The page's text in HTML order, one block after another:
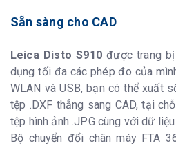
Sẵn sàng cho CAD
Leica Disto S910được trang bị
dụng tối đa các phép đo của
WLAN và USB, bạn có thể xuất
tệp .DXF thẳng sang CAD, tại
tệp hình ảnh .JPG cùng với dữ
Bộ chuyển đổi chân máy FTA